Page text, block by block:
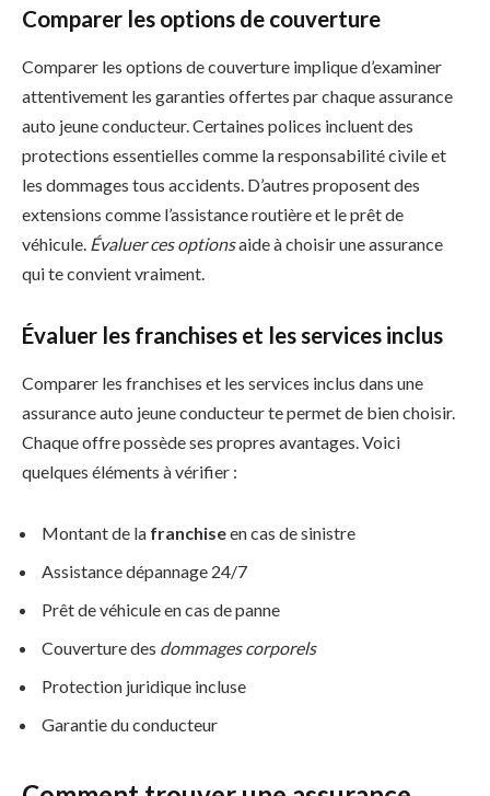
Comparer les options de couverture
Comparer les options de couverture implique d’examiner
attentivement les garanties offertes par chaque assurance
auto jeune conducteur. Certaines polices incluent des
protections essentielles comme la responsabilité civile et
les dommages tous accidents. D’autres proposent des
extensions comme l’assistance routière et le prêt de
véhicule. Évaluer ces optionsaide à choisir une assurance
qui te convient vraiment.
Évaluer les franchises et les services inclus
Comparer les franchises et les services inclus dans une
assurance auto jeune conducteur te permet de bien choisir.
Chaque offre possède ses propres avantages. Voici
quelques éléments à vérifier :
Montant de la franchiseen cas de sinistre
Assistance dépannage 24/7
Prêt de véhicule en cas de panne
Couverture des dommages corporels
Protection juridique incluse
Garantie du conducteur